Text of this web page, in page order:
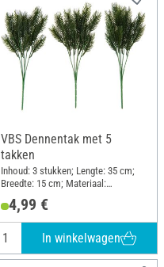
VBS Dennentak met 5
takken
Inhoud: 3 stukken; Lengte: 35 cm;
Breedte: 15 cm; Materiaal:
4,99 €
In winkelwagen